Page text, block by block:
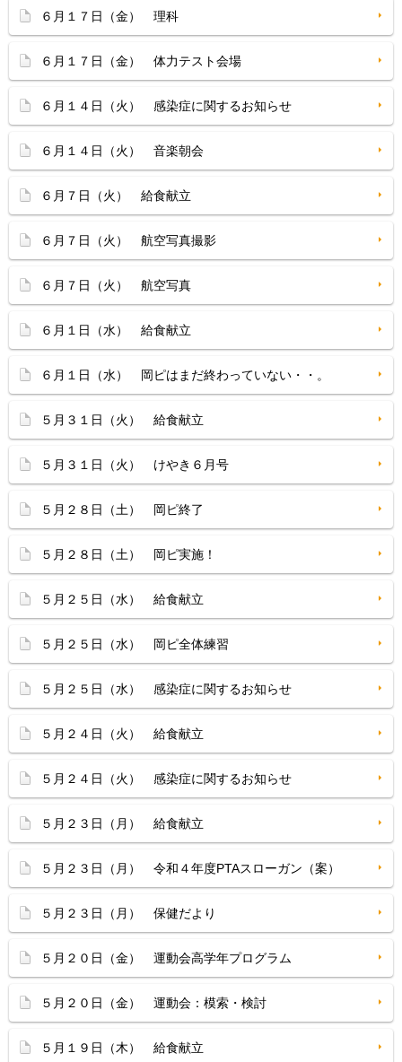
６月１７日（金） 理科
６月１７日（金） 体力テスト会場
６月１４日（火） 感染症に関するお知らせ
６月１４日（火） 音楽朝会
６月７日（火） 給食献立
６月７日（火） 航空写真撮影
６月７日（火） 航空写真
６月１日（水） 給食献立
６月１日（水） 岡ピはまだ終わっていない・・。
５月３１日（火） 給食献立
５月３１日（火） けやき６月号
５月２８日（土） 岡ピ終了
５月２８日（土） 岡ピ実施！
５月２５日（水） 給食献立
５月２５日（水） 岡ピ全体練習
５月２５日（水） 感染症に関するお知らせ
５月２４日（火） 給食献立
５月２４日（火） 感染症に関するお知らせ
５月２３日（月） 給食献立
５月２３日（月） 令和４年度PTAスローガン（案）
５月２３日（月） 保健だより
５月２０日（金） 運動会高学年プログラム
５月２０日（金） 運動会：模索・検討
５月１９日（木） 給食献立